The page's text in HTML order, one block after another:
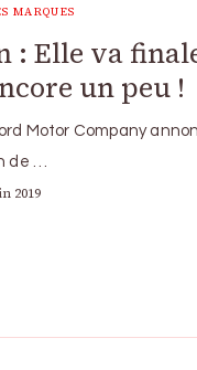
MARQUES
: Elle va
un peu !
Motor Company
de …
2019